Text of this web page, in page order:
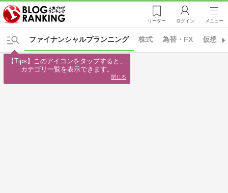
リーダー ログイン メニュー
株式 為替・FX 仮想通
ファイナンシャルプランニング
【Tips】このアイコンをタップすると、
カテゴリ一覧を表示できます。
閉じる